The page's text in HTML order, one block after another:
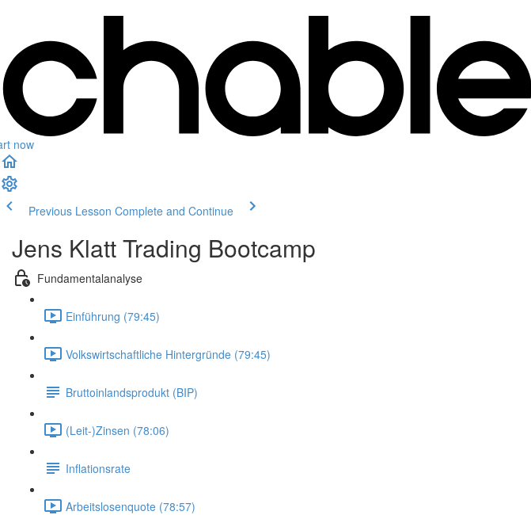
now
Previous Lesson Complete and Continue
Jens Klatt Trading Bootcamp
Fundamentalanalyse
Einführung (79:45)
Volkswirtschaftliche Hintergründe (79:45)
Bruttoinlandsprodukt (BIP)
(Leit-)Zinsen (78:06)
Inflationsrate
Arbeitslosenquote (78:57)